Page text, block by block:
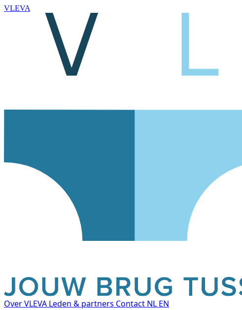
VLEVA
Over VLEVA Leden & partners Contact NL EN